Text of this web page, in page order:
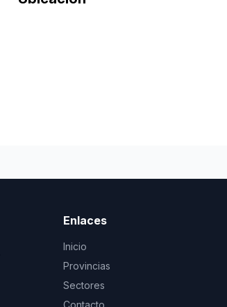
Enlaces
Inicio
Provincias
Sectores